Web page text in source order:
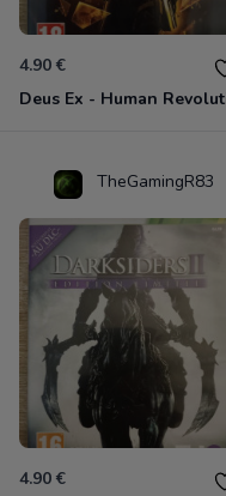
4.90 €
TheGamingR83
4.90 €